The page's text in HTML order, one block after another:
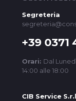
Segreteria
+39 0371
Orari: Dal
14:00 alle 18:00
CIB Service